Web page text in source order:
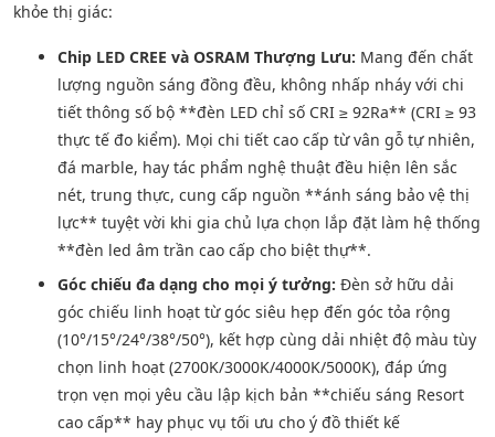
khỏe thị giác:
Chip LED CREE và OSRAM Thượng Lưu: Mang đến chất
lượng nguồn sáng đồng đều, không nhấp nháy với chi
tiết thông số bộ **đèn LED chỉ số CRI ≥ 92Ra** (CRI ≥ 93
thực tế đo kiểm). Mọi chi tiết cao cấp từ vân gỗ tự nhiên,
đá marble, hay tác phẩm nghệ thuật đều hiện lên sắc
nét, trung thực, cung cấp nguồn **ánh sáng bảo vệ thị
lực** tuyệt vời khi gia chủ lựa chọn lắp đặt làm hệ thống
**đèn led âm trần cao cấp cho biệt thự**.
Góc chiếu đa dạng cho mọi ý tưởng: Đèn sở hữu dải
góc chiếu linh hoạt từ góc siêu hẹp đến góc tỏa rộng
(10°/15°/24°/38°/50°), kết hợp cùng dải nhiệt độ màu tùy
chọn linh hoạt (2700K/3000K/4000K/5000K), đáp ứng
trọn vẹn mọi yêu cầu lập kịch bản **chiếu sáng Resort
cao cấp** hay phục vụ tối ưu cho ý đồ thiết kế